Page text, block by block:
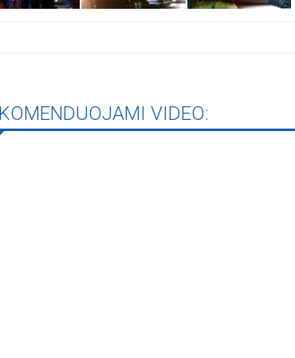
VIDEO: